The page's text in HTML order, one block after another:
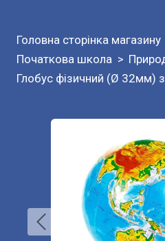
Головна сторінка магазину
Початкова школа
Глобус фізичний (Ø 32мм)